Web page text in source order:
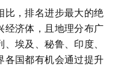
比，排名进步最大的绝
经济体，且地理分布广
埃及、秘鲁、印度、
各国都有机会通过提升